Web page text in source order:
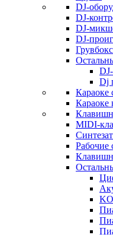
DJ-
DJ-
DJ-
DJ-
Dj
Караоке
Караоке
MIDI-
Рабочие